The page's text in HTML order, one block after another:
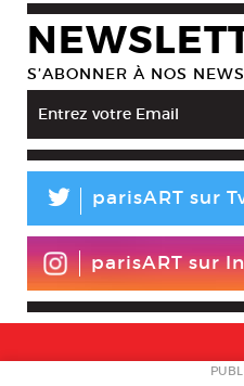
S’ABONNER À NOS
L parisART sur
parisART sur